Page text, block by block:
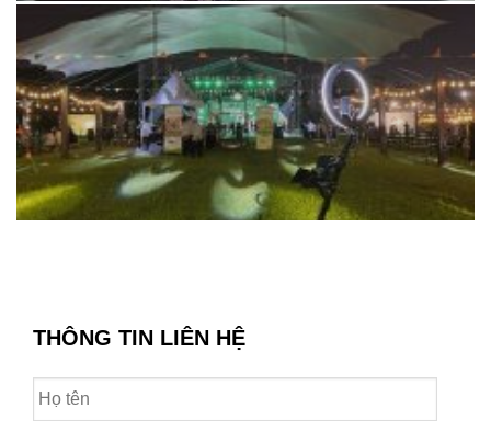
THÔNG TIN LIÊN HỆ
Họ
tên